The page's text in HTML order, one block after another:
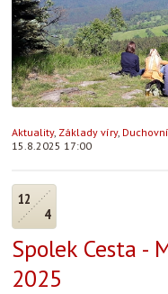
Aktuality, Základy víry,
15.8.2025 17:00
12
4
Spolek Cesta -
2025